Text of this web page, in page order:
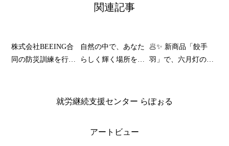
関連記事
株式会社BEEING合
同の防災訓練を行い
自然の中で、あなた
らしく輝く場所を。
者さん募集
🥟✨ 新商品「餃手
羽」で、六月灯の夜
就労継続支援センター らぽぉる
アートビュー